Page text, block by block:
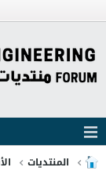
المنتديات